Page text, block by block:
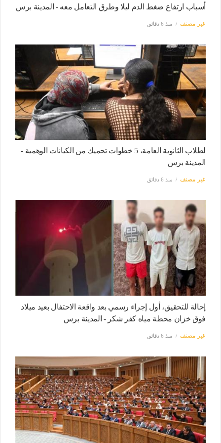
أسباب ارتفاع ضغط الدم ليلا وطرق التعامل معه - المدينة برس
غير مصنف منذ 6 دقائق
لطلاب الثانوية العامة، 5 خطوات تحميك من الكيانات الوهمية -
المدينة برس
غير مصنف منذ 6 دقائق
إحالة للتحقيق، أول إجراء رسمي بعد واقعة الاحتفال بعيد ميلاد
فوق خزان محطة مياه كفر شكر - المدينة برس
غير مصنف منذ 6 دقائق